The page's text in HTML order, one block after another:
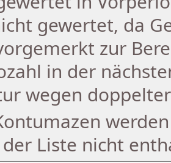
gewertet, da
zur
in der
wegen
Liste nicht